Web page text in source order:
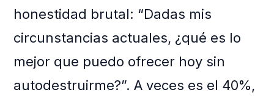
honestidad brutal: “Dadas mis
circunstancias actuales, ¿qué es lo
mejor que puedo ofrecer hoy sin
autodestruirme?”. A veces es el 40%,